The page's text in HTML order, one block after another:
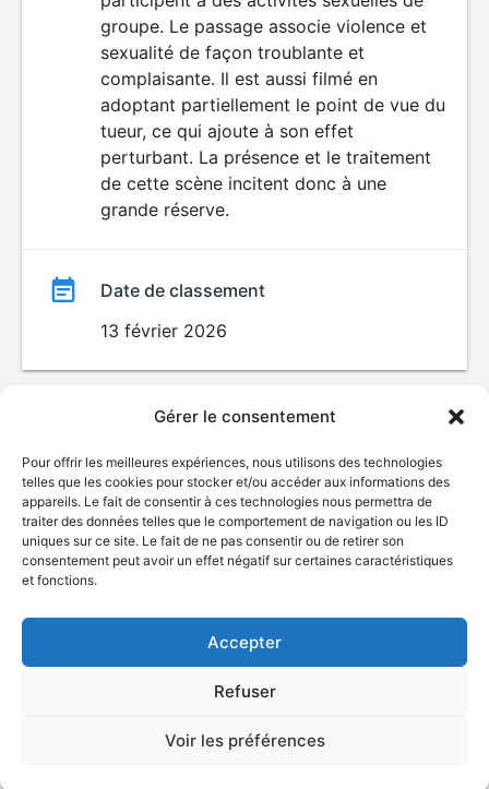
Gérer le consentement
Pour offrir les meilleures expériences, nous utilisons des technologies
telles que les cookies pour stocker et/ou accéder aux informations des
appareils. Le fait de consentir à ces technologies nous permettra de
traiter des données telles que le comportement de navigation ou les ID
uniques sur ce site. Le fait de ne pas consentir ou de retirer son
consentement peut avoir un effet négatif sur certaines caractéristiques
et fonctions.
Accepter
Refuser
Voir les préférences
groupe. Le passage associe violence et
sexualité de façon troublante et
complaisante. Il est aussi filmé en
adoptant partiellement le point de vue du
tueur, ce qui ajoute à son effet
perturbant. La présence et le traitement
de cette scène incitent donc à une
grande réserve.
Date de classement
13 février 2026
© Gouvernement du Québec, 2026
Plan du site
Accessibilité
Accès à l'information
Déclaration de services